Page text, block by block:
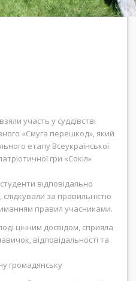
участь у суддівстві
«Смуга перешкод», який
етапу Всеукраїнської
гри «Сокіл»
відповідально
слідкували за правильністю
правил учасниками.
цінним досвідом, сприяла
відповідальності та
громадянську